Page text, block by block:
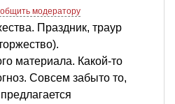
модератору
Праздник, траур
материала. Какой-то
Совсем забыто то,